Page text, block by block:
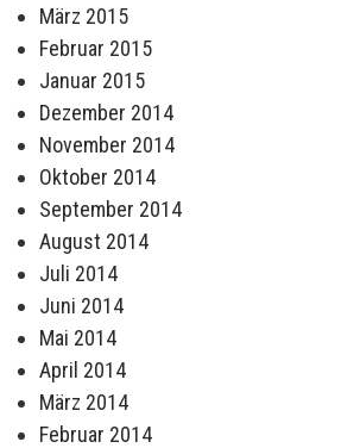
März 2015
Februar 2015
Januar 2015
Dezember 2014
November 2014
Oktober 2014
September 2014
August 2014
Juli 2014
Juni 2014
Mai 2014
April 2014
März 2014
Februar 2014